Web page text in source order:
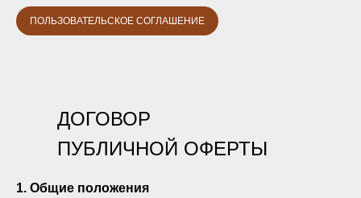
ПОЛЬЗОВАТЕЛЬСКОЕ СОГЛАШЕНИЕ
ДОГОВОР
ПУБЛИЧНОЙ ОФЕРТЫ
1. Общие положения